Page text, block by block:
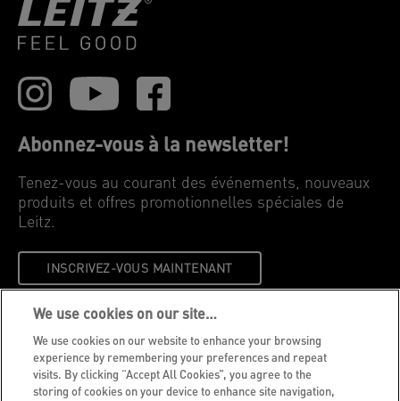
Abonnez-vous à la newsletter!
Tenez-vous au courant des événements, nouveaux
produits et offres promotionnelles spéciales de
Leitz.
INSCRIVEZ-VOUS MAINTENANT
Cookies
Avis légal
We use cookies on our site…
We use cookies on our website to enhance your browsing
experience by remembering your preferences and repeat
visits. By clicking “Accept All Cookies”, you agree to the
storing of cookies on your device to enhance site navigation,